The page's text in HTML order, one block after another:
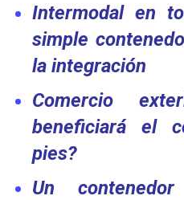
Intermodal en
simple
la integración
Comercio
beneficiará el
pies?
Un